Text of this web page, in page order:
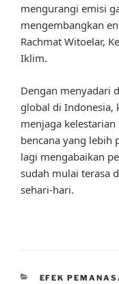
mengurangi emisi
mengembangkan
Rachmat Witoelar,
Iklim.
Dengan menyadari
global di Indonesia,
menjaga
bencana yang lebih
lagi mengabaikan
sudah mulai terasa
sehari-hari.
CATEGORIES
EFEK